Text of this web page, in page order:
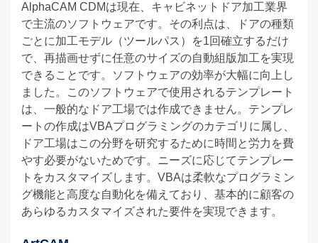
AlphaCAM CDMは現在、キャビネットドア加工業界
で主流のソフトウェアです。その利点は、ドアの種類
ごとに加工モデル（ツールパス）を1回確立するだけ
で、再描画せずに任意のサイズの自動組版加工を実現
できることです。ソフトウェアの効率が大幅に向上し
ました。このソフトウェアで使用されるテンプレート
は、一般的なドア工場では作成できません。テンプレ
ートの作成はVBAプログラミングのカテゴリに属し、
ドア工場はこの分野を研究するために時間と労力を費
やす必要がないためです。ニーズに応じてテンプレー
トをカスタマイズします。VBAは柔軟なプログラミン
グ機能と高度な自動化を備えており、基本的に顧客の
あらゆるカスタマイズされた要件を実現できます。